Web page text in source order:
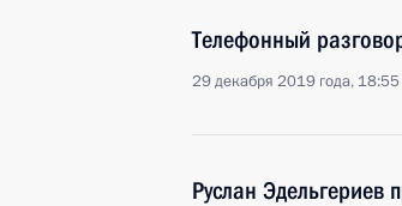
Телефонный
29 декабря 2019 года, 18:55
Руслан Эдельгериев